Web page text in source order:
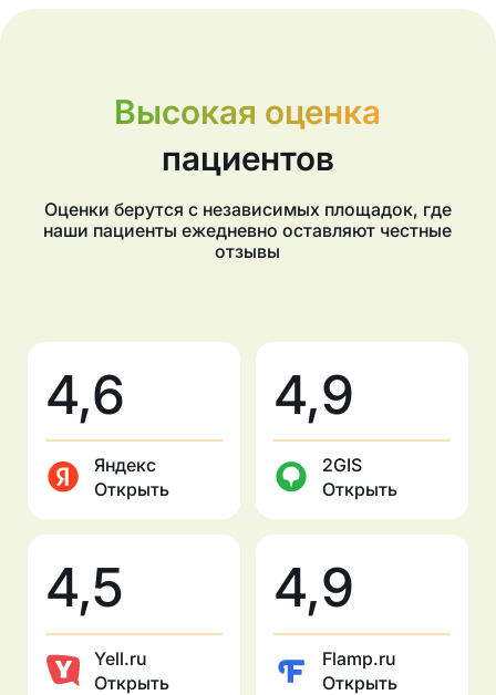
Высокая оценка
пациентов
Оценки берутся с независимых площадок, где
наши пациенты ежедневно оставляют честные
отзывы
4,6
Яндекс
Открыть
4,9
2GIS
Открыть
4,5
Yell.ru
Открыть
4,9
Flamp.ru
Открыть